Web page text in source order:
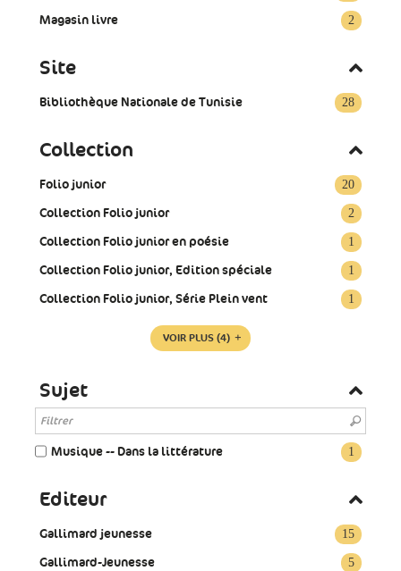
2
Magasin livre
Site
28
Bibliothèque Nationale de Tunisie
Collection
20
Folio junior
2
Collection Folio junior
1
Collection Folio junior en poésie
1
Collection Folio junior, Edition spéciale
1
Collection Folio junior, Série Plein vent
VOIR PLUS (4)
Sujet
1
Musique -- Dans la littérature
Editeur
15
Gallimard jeunesse
5
Gallimard-Jeunesse